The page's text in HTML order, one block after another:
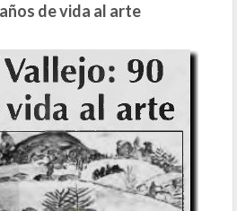
de vida al arte